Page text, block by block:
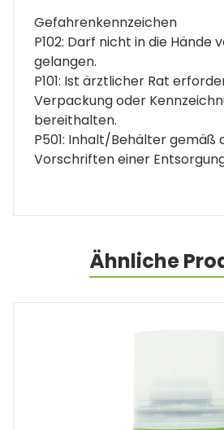
Gefahrenkennzeichen
P102: Darf nicht in die Hände
gelangen.
P101: Ist ärztlicher Rat
Verpackung oder
bereithalten.
P501: Inhalt/Behälter gemäß
Vorschriften einer
Ähnliche